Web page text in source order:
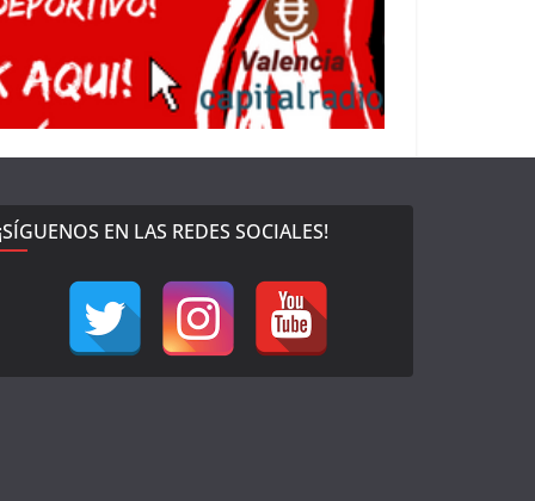
EN LAS REDES SOCIALES!